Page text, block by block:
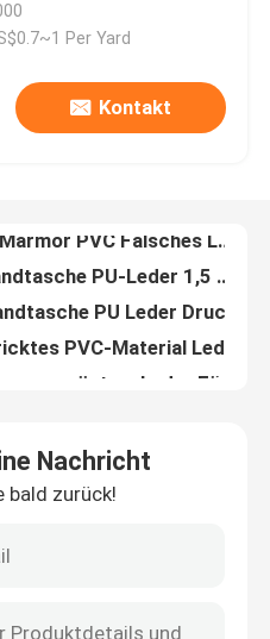
Per Yard
Kontakt
1.2mm Stilvolle Gewebte Muster PVC Leder Handtasche Placemat Tapete Dekoration Kosmetik-Box Verpackung
Verpackungsbeutel Fälschliches Leder Projekte PVC Strick Antike Messing Gewebe
Nachricht
bald zurück!